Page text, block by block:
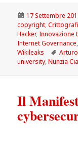
Scritto
il
17 Settembre
copyright,
Hacker,Innovazione
Internet Governance
Wikileaks
Tag
university,Nunzia
Il